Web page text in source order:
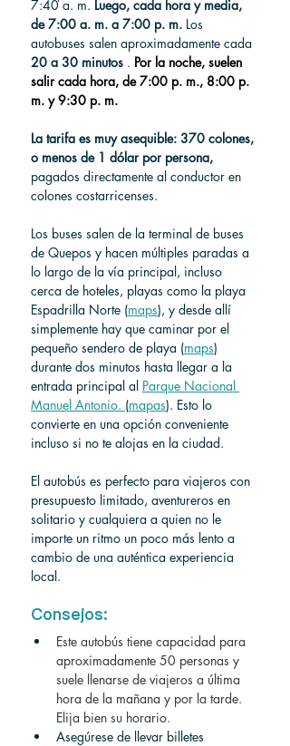
7:40 a. m. Luego, cada hora y media,
de 7:00 a. m. a 7:00 p. m. Los
autobuses salen aproximadamente cada
20 a 30 minutos . Por la noche, suelen
salir cada hora, de 7:00 p. m., 8:00 p.
m. y 9:30 p. m.
La tarifa es muy asequible: 370 colones,
o menos de 1 dólar por persona,
pagados directamente al conductor en
colones costarricenses.
Los buses salen de la terminal de buses
de Quepos y hacen múltiples paradas a
lo largo de la vía principal, incluso
cerca de hoteles, playas como la playa
Espadrilla Norte (maps), y desde allí
simplemente hay que caminar por el
pequeño sendero de playa (maps)
durante dos minutos hasta llegar a la
entrada principal al Parque Nacional
Manuel Antonio. (mapas). Esto lo
convierte en una opción conveniente
incluso si no te alojas en la ciudad.
El autobús es perfecto para viajeros con
presupuesto limitado, aventureros en
solitario y cualquiera a quien no le
importe un ritmo un poco más lento a
cambio de una auténtica experiencia
local.
Consejos:
Este autobús tiene capacidad para
aproximadamente 50 personas y
suele llenarse de viajeros a última
hora de la mañana y por la tarde.
Elija bien su horario.
Asegúrese de llevar billetes